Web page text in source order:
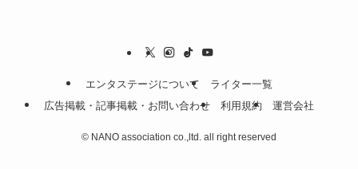
エンタステージについて
ライター一覧
広告掲載・記事掲載・お問い合わせ
利用規約 運営会社
© NANO association co.,ltd. all right reserved